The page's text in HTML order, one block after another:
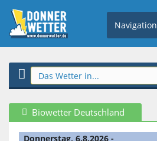
Navigation
Biowetter Deutschland
Donnerstag, 6.8.2026 -